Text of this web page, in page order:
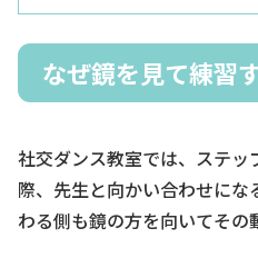
なぜ鏡を見て練習
社交ダンス教室では、ステッ
際、先生と向かい合わせに
わる側も鏡の方を向いてその